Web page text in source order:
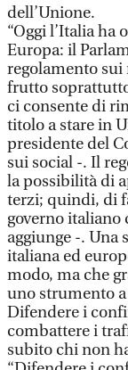
dell’Unione.
“Oggi l’Italia ha
Europa: il
regolamento
frutto
ci consente di
titolo a stare in
presidente del
sui social -. Il
la possibilità di
terzi; quindi, di
governo italiano
aggiunge -. Una
italiana ed
modo, ma che
uno strumento
Difendere i
combattere i
subito chi non